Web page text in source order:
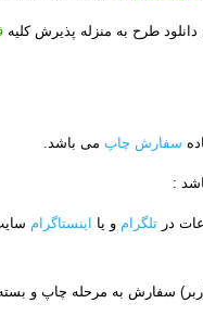
طرح به منزله پذیرش کلیه
سفارش چاپ می باشد.
:
در تلگرام و یا اینستاگرام
سفارش به مرحله چاپ و